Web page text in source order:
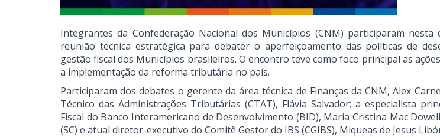
Integrantes da Confederação Nacional dos Municípios (CNM) participaram
reunião técnica estratégica para debater o aperfeiçoamento das políticas de
gestão fiscal dos Municípios brasileiros. O encontro teve como foco principal as
a implementação da reforma tributária no país.
Participaram dos debates o gerente da área técnica de Finanças da CNM, Alex
Técnico das Administrações Tributárias (CTAT), Flávia Salvador; a especialista
Fiscal do Banco Interamericano de Desenvolvimento (BID), Maria Cristina Mac
(SC) e atual diretor-executivo do Comitê Gestor do IBS (CGIBS), Miqueas de Jesus